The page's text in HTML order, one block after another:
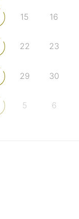
15 16
22 23
29 30
5 6